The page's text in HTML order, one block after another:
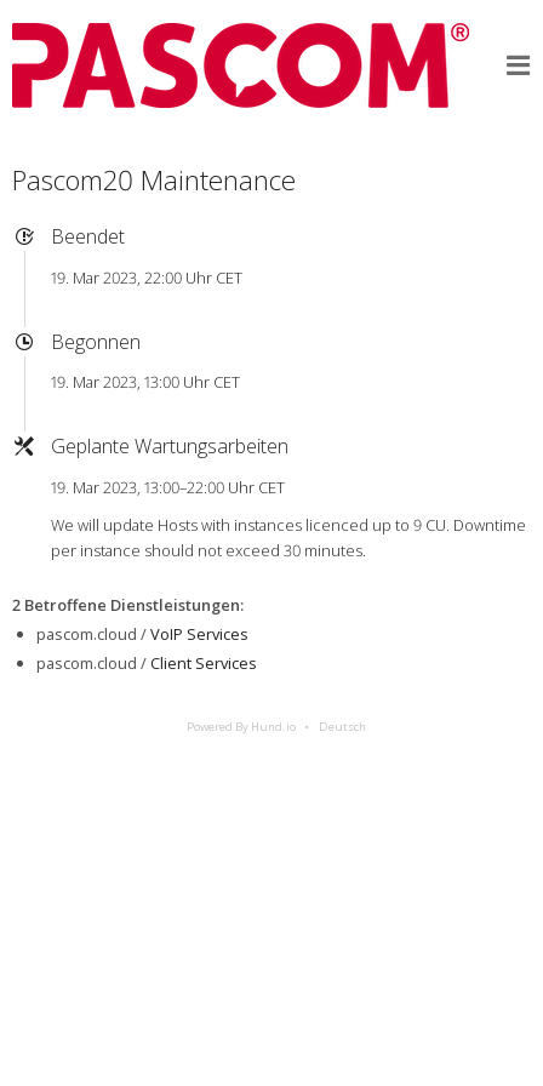
Pascom20 Maintenance
Beendet
19. Mar 2023, 22:00 Uhr CET
Begonnen
19. Mar 2023, 13:00 Uhr CET
Geplante Wartungsarbeiten
19. Mar 2023, 13:00–22:00 Uhr CET
We will update Hosts with instances licenced up to 9 CU. Downtime
per instance should not exceed 30 minutes.
2 Betroffene Dienstleistungen:
pascom.cloud /VoIP Services
pascom.cloud /Client Services
Powered By Hund.io Deutsch